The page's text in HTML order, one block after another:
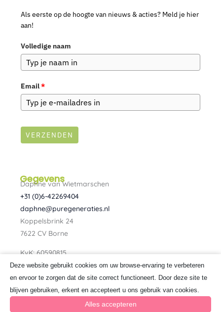
Gegevens
Daphne van Wietmarschen
+31 (0)6-42269404
daphne@puregeneraties.nl
Koppelsbrink 24
7622 CV Borne
KvK: 60590815
BTW: NL080734303B01
F
c
I
s
Als eerste op de hoogte van nieuws & acties? Meld je hier
aan!
Volledige naam
Email*
VERZENDEN
Deze website gebruikt cookies om uw browse-ervaring te verbeteren
en ervoor te zorgen dat de site correct functioneert. Door deze site te
blijven gebruiken, erkent en accepteert u ons gebruik van cookies.
Alles accepteren